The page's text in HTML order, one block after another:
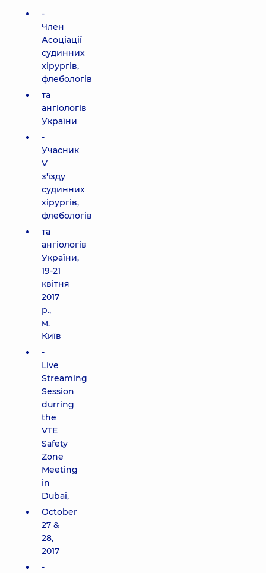
-
Член
Асоціації
судинних
хірургів,
флебологів
та
ангіологів
України
-
Учасник
V
з'їзду
судинних
хірургів,
флебологів
та
ангіологів
України,
19-21
квітня
2017
р.,
м.
Київ
-
Live
Streaming
Session
durring
the
VTE
Safety
Zone
Meeting
in
Dubai,
October
27 &
28,
2017
-